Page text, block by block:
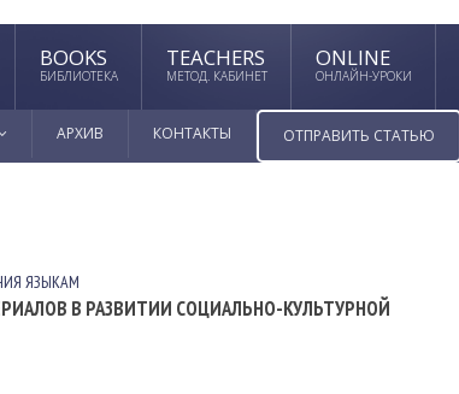
BOOKS
БИБЛИОТЕКА
TEACHERS
МЕТОД. КАБИНЕТ
ONLINE
ОНЛАЙН-УРОКИ
АРХИВ КОНТАКТЫ ОТПРАВИТЬ СТАТЬЮ
ЯЗЫКАМ
В РАЗВИТИИ СОЦИАЛЬНО-КУЛЬТУРНОЙ